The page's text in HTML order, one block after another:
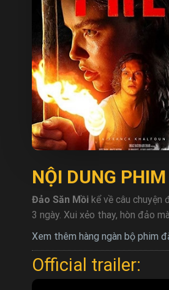
NỘI DUNG PHIM
Đảo Săn Mồi kể về câu
3 ngày. Xui xẻo thay, hòn đảo
Xem thêm hàng ngàn bộ phim
Official trailer: